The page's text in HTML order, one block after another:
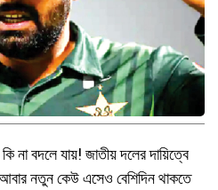
না বদলে যায়! জাতীয় দলের দায়িত্বে
নতুন কেউ এসেও বেশিদিন থাকতে